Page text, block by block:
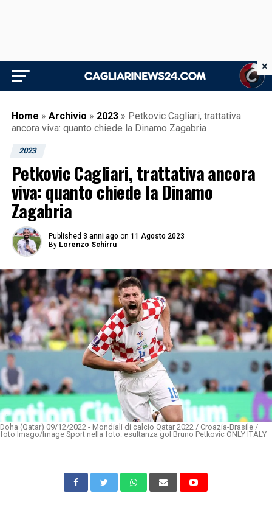
Home » Archivio » 2023 » Petkovic Cagliari, trattativa
ancora viva: quanto chiede la Dinamo Zagabria
2023
Petkovic Cagliari, trattativa ancora
viva: quanto chiede la Dinamo
Zagabria
Published 3 anni ago on 11 Agosto 2023
By Lorenzo Schirru
Doha (Qatar) 09/12/2022 - Mondiali di calcio Qatar 2022 / Croazia-Brasile /
foto Imago/Image Sport nella foto: esultanza gol Bruno Petkovic ONLY ITALY
×